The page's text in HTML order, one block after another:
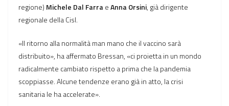
regione) Michele Dal FarraeAnna Orsini, già dirigente
regionale della Cisl.
«Il ritorno alla normalità man mano che il vaccino sarà
distribuito», ha affermato Bressan, «ci proietta in un mondo
radicalmente cambiato rispetto a prima che la pandemia
scoppiasse. Alcune tendenze erano già in atto, la crisi
sanitaria le ha accelerate».